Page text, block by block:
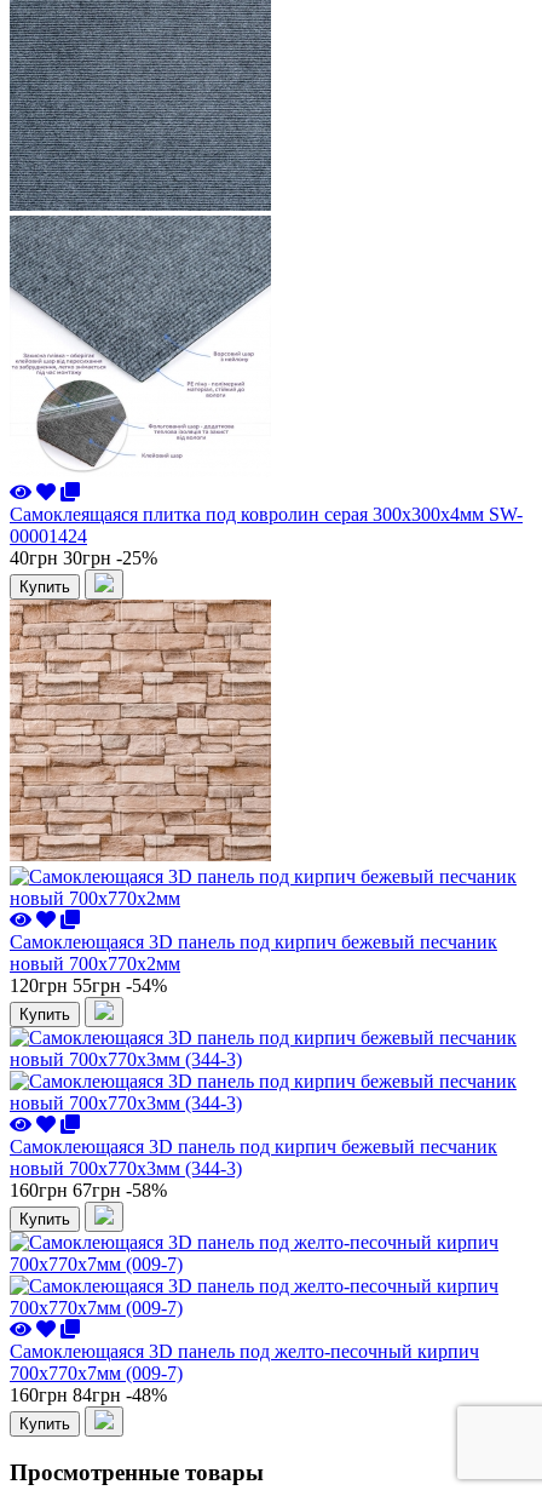
Самоклеящаяся плитка под ковролин серая 300х300х4мм SW-
00001424
40грн 30грн -25%
Купить
Самоклеющаяся 3D панель под кирпич бежевый песчаник
новый 700x770x2мм
120грн 55грн -54%
Купить
Самоклеющаяся 3D панель под кирпич бежевый песчаник
новый 700x770x3мм (344-3)
160грн 67грн -58%
Купить
Самоклеющаяся 3D панель под желто-песочный кирпич
700x770x7мм (009-7)
160грн 84грн -48%
Купить
Просмотренные товары